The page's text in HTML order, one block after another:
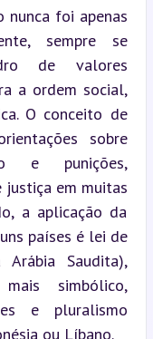
foi apenas
sempre se
de valores
a ordem social,
O conceito de
sobre
e punições,
em muitas
a aplicação da
países é lei de
Saudita),
simbólico,
e pluralismo
ou Líbano.